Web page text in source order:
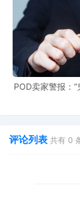
2. 审查签发
法院在收到原告
禁令签发条件[1]：
（1）若不签发
（4）TRO符合公
第(b)款规定的两
接且无法弥补的
POD卖家警报：“
评论列表 共有 0